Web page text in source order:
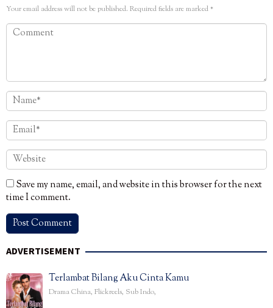
Your email address will not be published. Required fields are marked*
Save my name, email, and website in this browser for the next
time I comment.
ADVERTISEMENT
Terlambat Bilang Aku Cinta Kamu
Drama China, Flickreels, Sub Indo,